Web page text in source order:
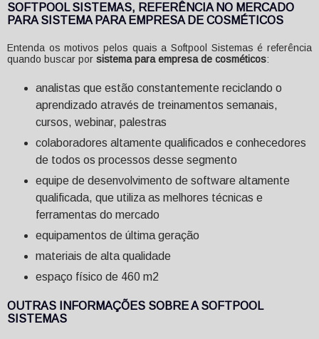
SOFTPOOL SISTEMAS, REFERÊNCIA NO MERCADO
PARA SISTEMA PARA EMPRESA DE COSMÉTICOS
Entenda os motivos pelos quais a Softpool Sistemas é referência
quando buscar por sistema para empresa de cosméticos:
analistas que estão constantemente reciclando o
aprendizado através de treinamentos semanais,
cursos, webinar, palestras
colaboradores altamente qualificados e conhecedores
de todos os processos desse segmento
equipe de desenvolvimento de software altamente
qualificada, que utiliza as melhores técnicas e
ferramentas do mercado
equipamentos de última geração
materiais de alta qualidade
espaço físico de 460 m2
OUTRAS INFORMAÇÕES SOBRE A SOFTPOOL
SISTEMAS